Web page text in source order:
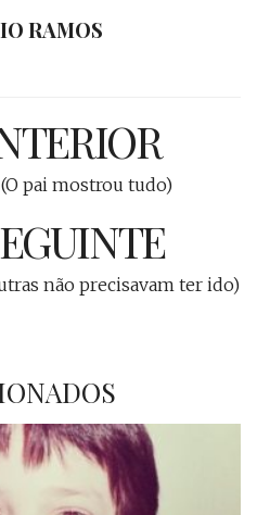
RAMOS
(O pai mostrou tudo)
não precisavam ter ido)